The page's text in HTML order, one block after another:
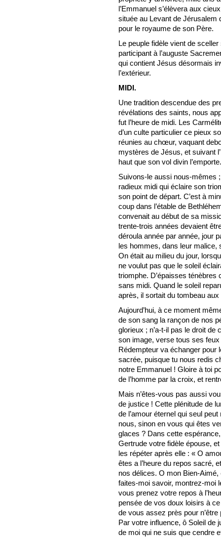
l’Emmanuel s’élèvera aux
située au Levant de Jérusalem
pour le royaume de son Père.
Le peuple fidèle vient de
participant à l’auguste
qui contient Jésus désormais
l’extérieur.
MIDI.
Une tradition descendue des
révélations des saints, nous
fut l’heure de midi. Les
d’un culte particulier ce pieux
réunies au chœur, vaquant
mystères de Jésus, et suivant
haut que son vol divin l’emporte.
Suivons-le aussi nous-mêmes
radieux midi qui éclaire son
son point de départ. C’est à
coup dans l’étable de
convenait au début de sa
trente-trois années devaient
déroula année par année, jour
les hommes, dans leur malice,
On était au milieu du jour,
ne voulut pas que le soleil
triomphe. D’épaisses ténèbres
sans midi. Quand le soleil
après, il sortait du tombeau
Aujourd’hui, à ce moment
de son sang la rançon de nos
glorieux ; n’a-t-il pas le droit de
son image, verse tous ses
Rédempteur va échanger pour
sacrée, puisque tu nous redis
notre Emmanuel ! Gloire à toi
de l’homme par la croix, et
Mais n’êtes-vous pas aussi
de justice ! Cette plénitude de
de l’amour éternel qui seul
nous, sinon en vous qui êtes
glaces ? Dans cette
Gertrude votre fidèle épouse,
les répéter après elle : « O
êtes a l’heure du repos sacré,
nos délices. O mon Bien-
faites-moi savoir, montrez-moi
vous prenez votre repos à
pensée de vos doux loisirs à ce
de vous assez près pour
Par votre influence, ô Soleil de
de moi qui ne suis que cendre